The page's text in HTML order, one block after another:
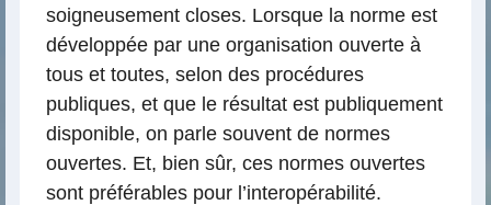
soigneusement closes. Lorsque la norme est
développée par une organisation ouverte à
tous et toutes, selon des procédures
publiques, et que le résultat est publiquement
disponible, on parle souvent de normes
ouvertes. Et, bien sûr, ces normes ouvertes
sont préférables pour l’interopérabilité.